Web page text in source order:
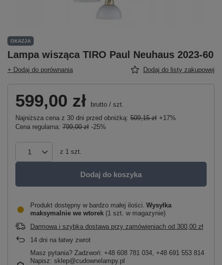
OKAZJA
Lampa wisząca TIRO Paul Neuhaus 2023-60
+ Dodaj do porównania Dodaj do listy zakupowej
599,00 zł brutto / szt.
Najniższa cena z 30 dni przed obniżką: 509,15 zł +17%
Cena regularna: 799,00 zł -25%
z 1 szt.
Dodaj do koszyka
Produkt dostępny w bardzo małej ilości Wysyłka
maksymalnie we wtorek (1 szt. w magazynie)
Darmowa i szybka dostawa przy zamówieniach od 300,00 zł
14 dni na łatwy zwrot
Masz pytania? Zadzwoń: +48 608 781 034, +48 691 553 814
Napisz: sklep@cudownelampy.pl